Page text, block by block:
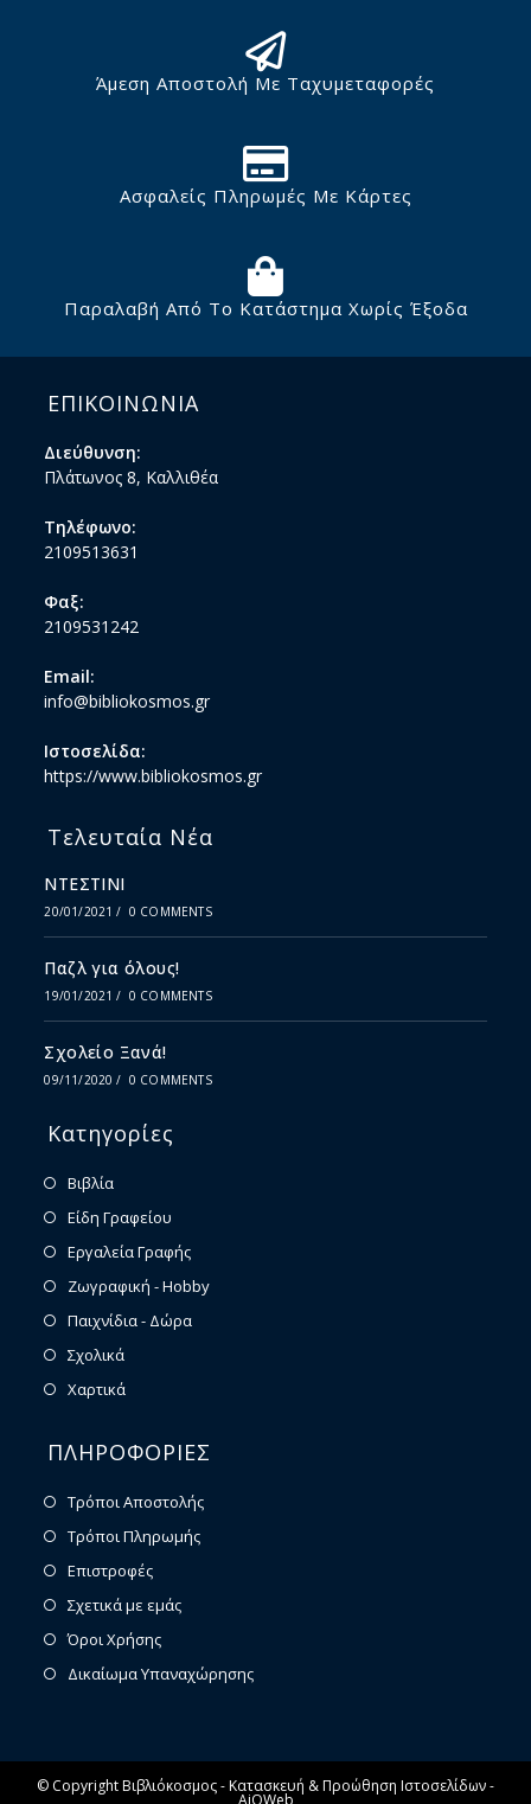
Άμεση Αποστολή Με Ταχυμεταφορές
Ασφαλείς Πληρωμές Με Κάρτες
Παραλαβή Από Το Κατάστημα Χωρίς Έξοδα
ΕΠΙΚΟΙΝΩΝΙΑ
Διεύθυνση:
Πλάτωνος 8, Καλλιθέα
Τηλέφωνο:
2109513631
Φαξ:
2109531242
Email:
info@bibliokosmos.gr
Ιστοσελίδα:
https://www.bibliokosmos.gr
Τελευταία Νέα
ΝΤΕΣΤΙΝΙ
20/01/2021 / 0 COMMENTS
Παζλ για όλους!
19/01/2021 / 0 COMMENTS
Σχολείο Ξανά!
09/11/2020 / 0 COMMENTS
Κατηγορίες
Βιβλία
Είδη Γραφείου
Εργαλεία Γραφής
Ζωγραφική - Hobby
Παιχνίδια - Δώρα
Σχολικά
Χαρτικά
ΠΛΗΡΟΦΟΡΙΕΣ
Τρόποι Αποστολής
Τρόποι Πληρωμής
Επιστροφές
Σχετικά με εμάς
Όροι Χρήσης
Δικαίωμα Υπαναχώρησης
© Copyright Βιβλιόκοσμος -Κατασκευή & Προώθηση Ιστοσελίδων -
AiOWeb